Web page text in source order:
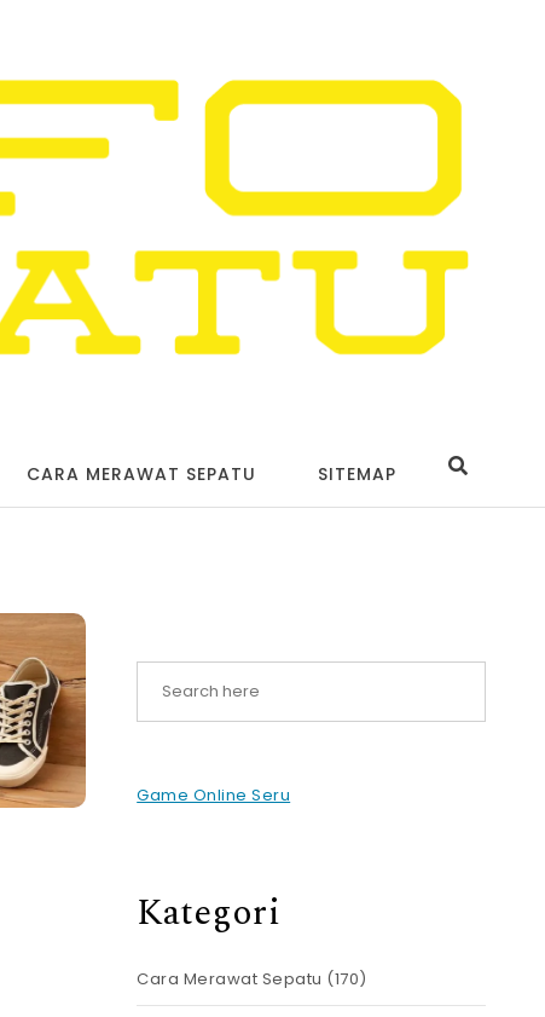
CARA MERAWAT SEPATU SITEMAP
Game Online Seru
Kategori
Cara Merawat Sepatu (170)